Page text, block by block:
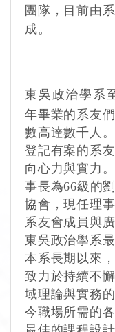
團隊，目前由
成。
東吳政治學系
年畢業的系友
數高達數千人。
登記有案的系
向心力與實力
事長為66級的
協會，現任理
系友會成員與
東吳政治學系
本系長期以來
致力於持續不
域理論與實務
今職場所需的